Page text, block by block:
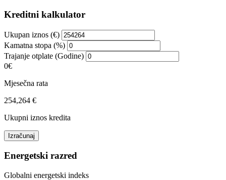
Kreditni kalkulator
Ukupan iznos (€)
Kamatna stopa (%)
Trajanje otplate (Godine)
0€
Mjesečna rata
254,264 €
Ukupni iznos kredita
Izračunaj
Energetski razred
Globalni energetski indeks